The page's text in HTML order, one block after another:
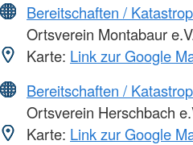
Bereitschaften /
Ortsverein Montabaur
Karte: Link zur Google
Bereitschaften /
Ortsverein Herschbach
Karte: Link zur Google